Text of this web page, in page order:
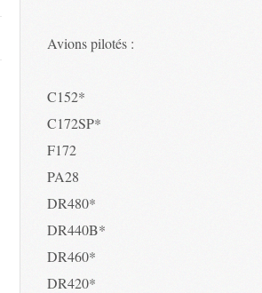
Avions pilotés :
C152*
C172SP*
F172
PA28
DR480*
DR440B*
DR460*
DR420*